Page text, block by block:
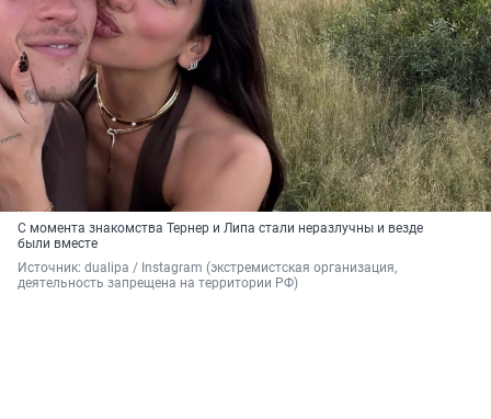
С момента знакомства Тернер и Липа стали неразлучны и везде
были вместе
Источник: dualipa / Instagram (экстремистская организация,
деятельность запрещена на территории РФ)